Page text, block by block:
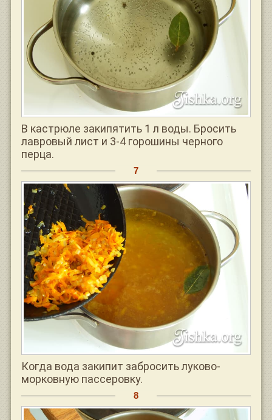
В кастрюле закипятить 1 л воды. Бросить
лавровый лист и 3-4 горошины черного
перца.
Когда вода закипит забросить луково-
морковную пассеровку.